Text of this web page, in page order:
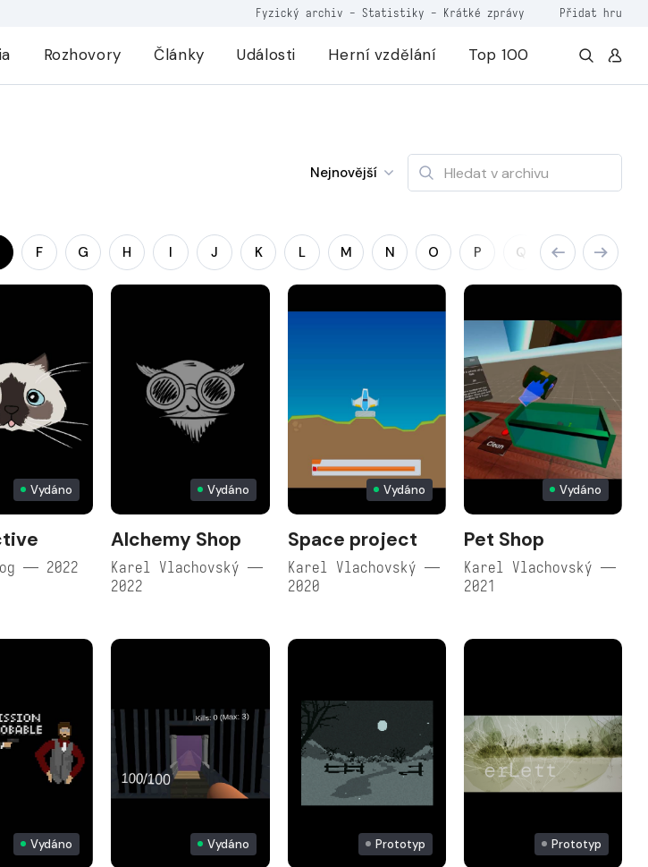
Fyzický archiv - Statistiky - Krátké zprávy Přidat hru
Rozhovory Články Události Herní vzdělání Top 100
Nejnovější
F G H I J K L M N O P Q R S
Vydáno
— 2022
Vydáno
Alchemy Shop
Karel Vlachovský —
2022
Vydáno
Space project
Karel Vlachovský —
2020
Vydáno
Pet Shop
Karel Vlachovský —
2021
Vydáno Vydáno Prototyp Prototyp